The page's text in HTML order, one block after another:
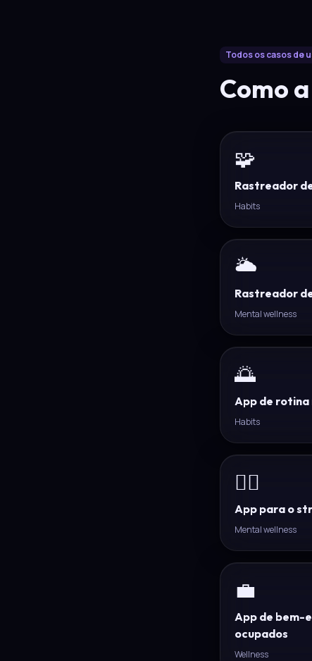
Todos os casos de
Como
🧩
Rastreador
Habits
🌥️
Rastreador
Mental wellness
🌅
App de
Habits
😮‍💨
App para o
Mental wellness
💼
App de bem-
ocupados
Wellness